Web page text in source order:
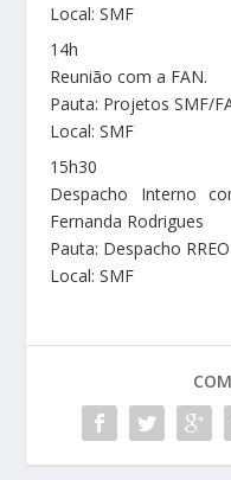
Local: SMF
14h
Reunião com a FAN.
Pauta: Projetos SMF/
Local: SMF
15h30
Despacho Interno
Fernanda Rodrigues
Pauta: Despacho RREO
Local: SMF